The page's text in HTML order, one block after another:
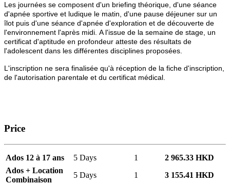
Les journées se composent d'un briefing théorique, d'une séance
d'apnée sportive et ludique le matin, d'une pause déjeuner sur un
îlot puis d'une séance d'apnée d'exploration et de découverte de
l'environnement l'après midi. A l'issue de la semaine de stage, un
certificat d'aptitude en profondeur atteste des résultats de
l'adolescent dans les différentes disciplines proposées.
L'inscription ne sera finalisée qu'à réception de la fiche d'inscription,
de l'autorisation parentale et du certificat médical.
Price
Ados 12 à 17 ans 5 Days 1
2 965.33 HKD
Ados + Location
Combinaison
5 Days 1 3 155.41 HKD